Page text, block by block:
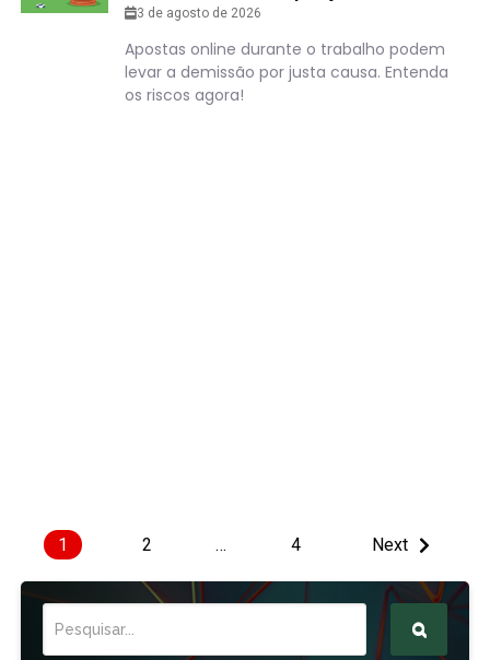
Entenda o que pode acontecer
3 de agosto de 2026
Apostas online durante o trabalho podem
levar a demissão por justa causa. Entenda
os riscos agora!
1 2 … 4 Next